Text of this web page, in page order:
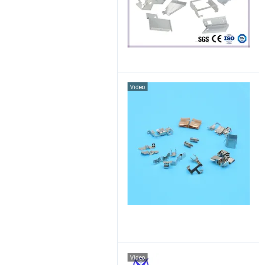
Video
Video